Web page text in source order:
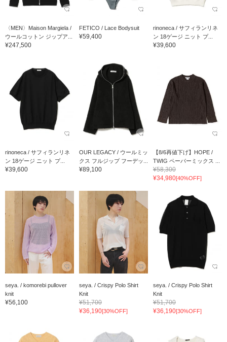
〈MEN〉Maison Margiela /
ウールコットン ジップア...
¥247,500
FETICO / Lace Bodysuit
¥59,400
rinoneca / サフィランリネ
ン 18ゲージ ニット プ...
¥39,600
rinoneca / サフィランリネ
ン 18ゲージ ニット プ...
¥39,600
OUR LEGACY / ウールミッ
クス フルジップ フーデッ...
¥89,100
【8/6再値下げ】HOPE /
TWIG ペーパーミックス ...
¥58,300
¥34,980[40%OFF]
seya. / komorebi pullover
knit
¥56,100
seya. / Crispy Polo Shirt
Knit
¥51,700
¥36,190[30%OFF]
seya. / Crispy Polo Shirt
Knit
¥51,700
¥36,190[30%OFF]